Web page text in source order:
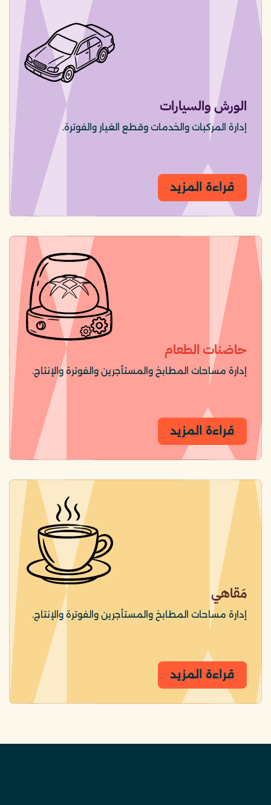
الورش والسيارات
إدارة المركبات والخدمات وقطع الغيار والفوترة.
قراءة المزيد
حاضنات الطعام
إدارة مساحات المطابخ والمستأجرين والفوترة والإنتاج.
قراءة المزيد
مَقاهي
إدارة مساحات المطابخ والمستأجرين والفوترة والإنتاج.
قراءة المزيد